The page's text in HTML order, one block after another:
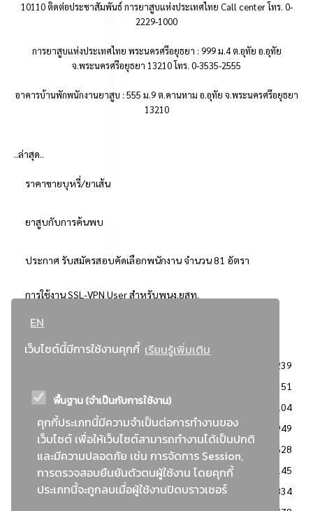
EN
เว็บไซต์นี้มีการใช้งานคุกกี้ เรียนรู้เพิ่มเติม
พื้นฐาน (จำเป็นกับการใช้งาน)
คุกกี้ประเภทนี้มีความจำเป็นต่อการทำงานของ
เว็บไซต์ เพื่อให้เว็บไซต์สามารถทำงานได้เป็นปกติ
และมีความปลอดภัย เช่น การจัดการ Session,
การตรวจสอบยืนยันตัวตนผู้ใช้งาน โดยคุกกี้
ประเภทนี้จะถูกลบเมื่อผู้ใช้งานปิดบราวเซอร์
10110 ติดต่อประชาสัมพันธ์ การยาสูบแห่งประเทศไทย Call center โทร. 0-
2229-1000
การยาสูบแห่งประเทศไทย พระนครศรีอยุธยา : 999 ม.4 ต.อุทัย อ.อุทัย
จ.พระนครศรีอยุธยา 13210 โทร. 0-3535-2555
อาคารบ้านพักพนักงานยาสูบ : 555 ม.9 ต.คานหาม อ.อุทัย จ.พระนครศรีอยุธยา
13210
..ล่าสุด..
ราคาขายบุหรี่/ยาเส้น
ยาสูบกับการค้นพบ
ประกาศ รับสมัครสอบคัดเลือกพนักงาน จำนวน 81 อัตรา
การใช้งาน SSL-VPN User สำหรับพนง.ยสท.
3239
2351
: วิธีเฉพาะเจาะจง
2104
ข่าวสาร/ประกาศ
1949
: เอกสารส่งเสริมความโปร่งใสในการจัดซื้อจัดจ้าง
1628
ข่าวสารจัดซื้อจัดจ้าง
1145
: แผนการจัดซื้อจัดจ้าง
834